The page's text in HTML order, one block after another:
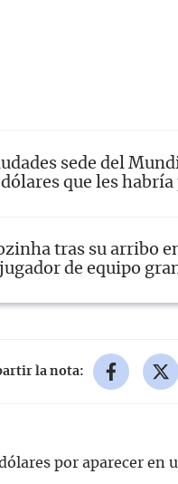
sede del
que les
tras su arribo
de equipo
la nota:
por aparecer en